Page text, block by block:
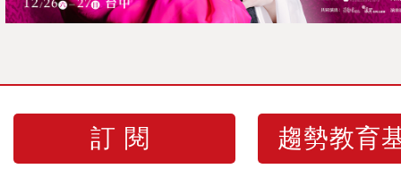
訂閱 趨勢教育